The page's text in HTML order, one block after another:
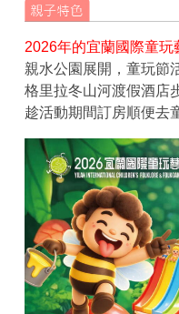
2026年的宜蘭國際童玩
親水公園展開，童玩節
格里拉冬山河渡假酒店
趁活動期間訂房順便去